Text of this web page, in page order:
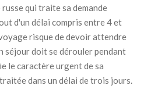
qui traite sa demande
d'un délai compris entre 4 et
risque de devoir attendre
séjour doit se dérouler pendant
le caractère urgent de sa
dans un délai de trois jours.